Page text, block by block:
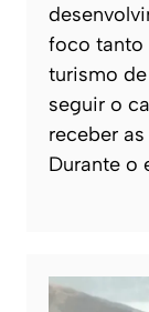
foco tanto
turismo
seguir o
receber
Durante o